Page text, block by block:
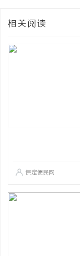
相关阅读
保定便民网